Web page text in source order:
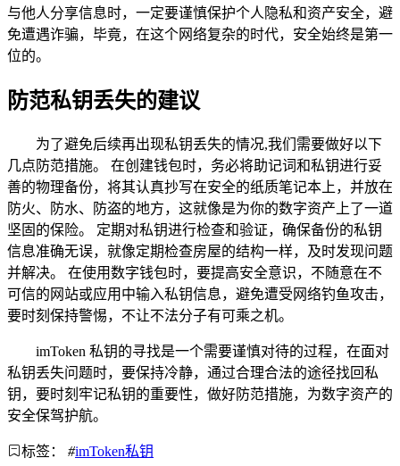
与他人分享信息时，一定要谨慎保护个人隐私和资产安全，避
免遭遇诈骗，毕竟，在这个网络复杂的时代，安全始终是第一
位的。
防范私钥丢失的建议
为了避免后续再出现私钥丢失的情况,我们需要做好以下
几点防范措施。 在创建钱包时，务必将助记词和私钥进行妥
善的物理备份，将其认真抄写在安全的纸质笔记本上，并放在
防火、防水、防盗的地方，这就像是为你的数字资产上了一道
坚固的保险。 定期对私钥进行检查和验证，确保备份的私钥
信息准确无误，就像定期检查房屋的结构一样，及时发现问题
并解决。 在使用数字钱包时，要提高安全意识，不随意在不
可信的网站或应用中输入私钥信息，避免遭受网络钓鱼攻击，
要时刻保持警惕，不让不法分子有可乘之机。
imToken 私钥的寻找是一个需要谨慎对待的过程，在面对
私钥丢失问题时，要保持冷静，通过合理合法的途径找回私
钥，要时刻牢记私钥的重要性，做好防范措施，为数字资产的
安全保驾护航。
标签： #imToken私钥